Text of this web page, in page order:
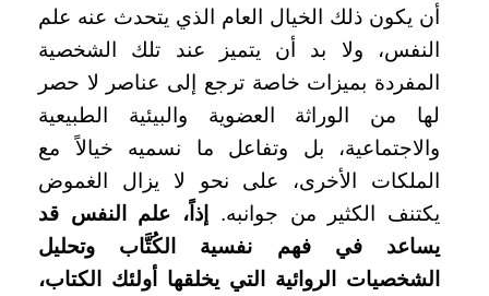
أن يكون ذلك الخيال العام الذي يتحدث عنه علم
النفس، ولا بد أن يتميز عند تلك الشخصية
المفردة بميزات خاصة ترجع إلى عناصر لا حصر
لها من الوراثة العضوية والبيئية الطبيعية
والاجتماعية، بل وتفاعل ما نسميه خيالاً مع
الملكات الأخرى، على نحو لا يزال الغموض
يكتنف الكثير من جوانبه.
إذاً، علم النفس قد
يساعد في فهم نفسية الكُتَّاب وتحليل
الشخصيات الروائية التي يخلقها أولئك الكتاب،